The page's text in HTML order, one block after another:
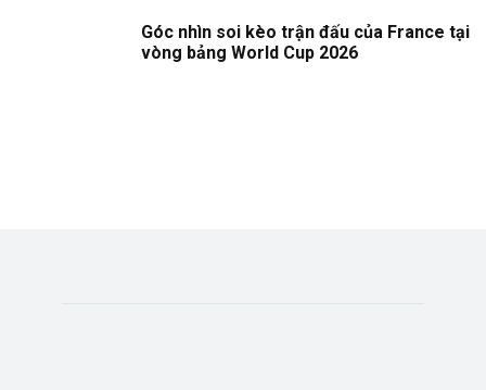
Góc nhìn soi kèo trận đấu của France tại
vòng bảng World Cup 2026